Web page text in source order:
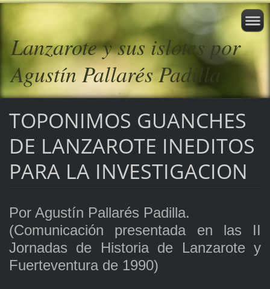
Lanzarote y sus islotes por
Agustín Pallarés Padilla
TOPONIMOS GUANCHES
DE LANZAROTE INEDITOS
PARA LA INVESTIGACION
Por Agustín Pallarés Padilla.
(Comunicación presentada en las II
Jornadas de Historia de Lanzarote y
Fuerteventura de 1990)